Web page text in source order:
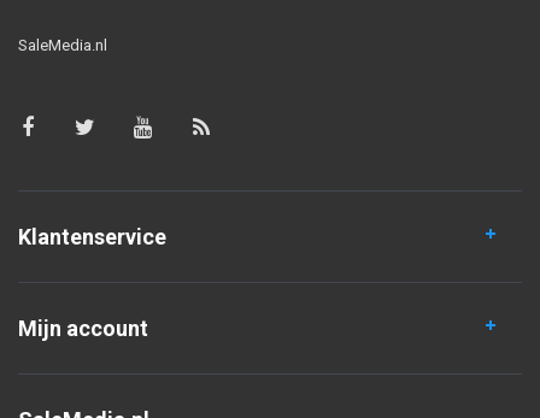
SaleMedia.nl
Klantenservice
Mijn account